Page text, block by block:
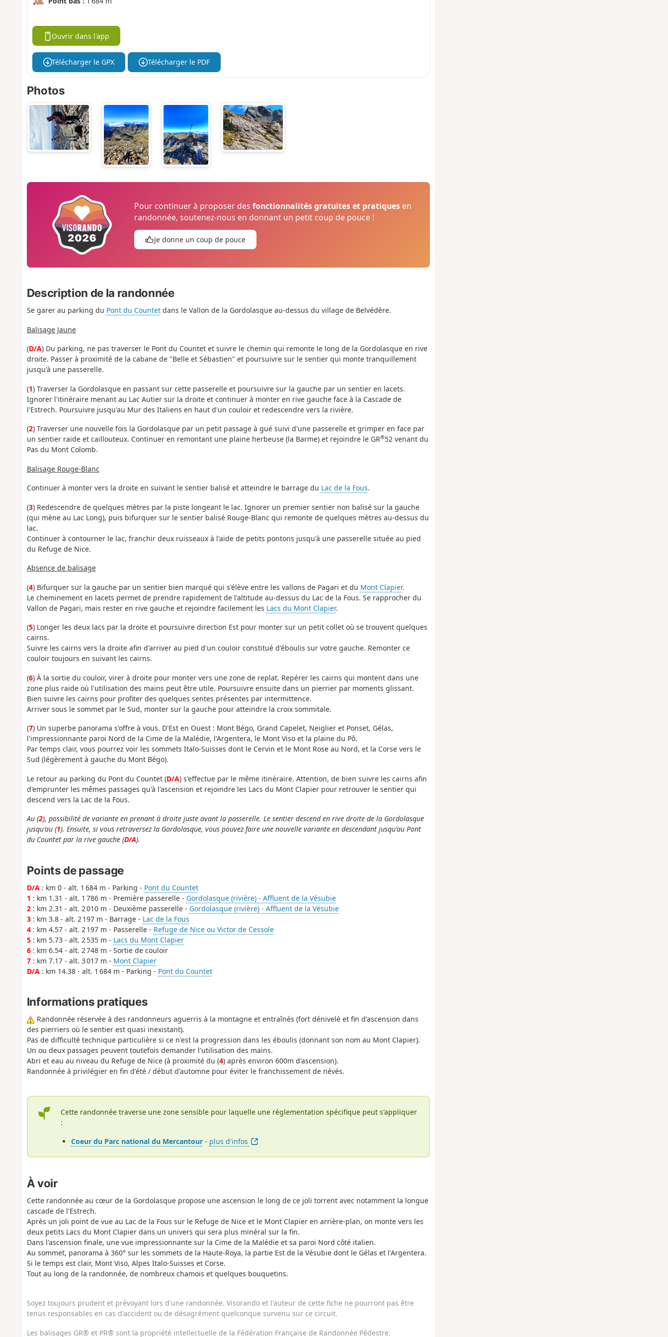
Ouvrir dans l'app
Télécharger le GPX Télécharger le PDF
Photos
Pour continuer à proposer desfonctionnalités gratuites et pratiques en
randonnée, soutenez-nous en donnant un petit coup de pouce !
Je donne un coup de pouce
Description de la randonnée
Se garer au parking du Pont du Countetdans le Vallon de la Gordolasque au-dessus du village de Belvédère.
Balisage Jaune
(D/A) Du parking, ne pas traverser le Pont du Countet et suivre le chemin qui remonte le long de la Gordolasque en rive
droite. Passer à proximité de la cabane de "Belle et Sébastien" et poursuivre sur le sentier qui monte tranquillement
jusqu'à une passerelle.
(1) Traverser la Gordolasque en passant sur cette passerelle et poursuivre sur la gauche par un sentier en lacets.
Ignorer l'itinéraire menant au Lac Autier sur la droite et continuer à monter en rive gauche face à la Cascade de
l'Estrech. Poursuivre jusqu'au Mur des Italiens en haut d'un couloir et redescendre vers la rivière.
(2) Traverser une nouvelle fois la Gordolasque par un petit passage à gué suivi d'une passerelle et grimper en face par
un sentier raide et caillouteux. Continuer en remontant une plaine herbeuse (la Barme) et rejoindre le GR®52 venant du
Pas du Mont Colomb.
Balisage Rouge-Blanc
Continuer à monter vers la droite en suivant le sentier balisé et atteindre le barrage du Lac de la Fous.
(3) Redescendre de quelques mètres par la piste longeant le lac. Ignorer un premier sentier non balisé sur la gauche
(qui mène au Lac Long), puis bifurquer sur le sentier balisé Rouge-Blanc qui remonte de quelques mètres au-dessus du
lac.
Continuer à contourner le lac, franchir deux ruisseaux à l'aide de petits pontons jusqu'à une passerelle située au pied
du Refuge de Nice.
Absence de balisage
(4) Bifurquer sur la gauche par un sentier bien marqué qui s'élève entre les vallons de Pagari et du Mont Clapier.
Le cheminement en lacets permet de prendre rapidement de l'altitude au-dessus du Lac de la Fous. Se rapprocher du
Vallon de Pagari, mais rester en rive gauche et rejoindre facilement les Lacs du Mont Clapier.
(5) Longer les deux lacs par la droite et poursuivre direction Est pour monter sur un petit collet où se trouvent quelques
cairns.
Suivre les cairns vers la droite afin d'arriver au pied d'un couloir constitué d'éboulis sur votre gauche. Remonter ce
couloir toujours en suivant les cairns.
(6) À la sortie du couloir, virer à droite pour monter vers une zone de replat. Repérer les cairns qui montent dans une
zone plus raide où l'utilisation des mains peut être utile. Poursuivre ensuite dans un pierrier par moments glissant.
Bien suivre les cairns pour profiter des quelques sentes présentes par intermittence.
Arriver sous le sommet par le Sud, monter sur la gauche pour atteindre la croix sommitale.
(7) Un superbe panorama s'offre à vous. D'Est en Ouest : Mont Bégo, Grand Capelet, Neiglier et Ponset, Gélas,
l'impressionnante paroi Nord de la Cime de la Malédie, l'Argentera, le Mont Viso et la plaine du Pô.
Par temps clair, vous pourrez voir les sommets Italo-Suisses dont le Cervin et le Mont Rose au Nord, et la Corse vers le
Sud (légèrement à gauche du Mont Bégo).
Le retour au parking du Pont du Countet (D/A) s'effectue par le même itinéraire. Attention, de bien suivre les cairns afin
d'emprunter les mêmes passages qu'à l'ascension et rejoindre les Lacs du Mont Clapier pour retrouver le sentier qui
descend vers la Lac de la Fous.
Au (2), possibilité de variante en prenant à droite juste avant la passerelle. Le sentier descend en rive droite de la Gordolasque
jusqu'au (1). Ensuite, si vous retraversez la Gordolasque, vous pouvez faire une nouvelle variante en descendant jusqu'au Pont
du Countet par la rive gauche (D/A).
Points de passage
D/A: km 0 - alt. 1 684 m - Parking - Pont du Countet
1 : km 1.31 - alt. 1 786 m - Première passerelle - Gordolasque (rivière) - Affluent de la Vésubie
2: km 2.31 - alt. 2 010 m - Deuxième passerelle - Gordolasque (rivière) - Affluent de la Vésubie
3: km 3.8 - alt. 2 197 m - Barrage - Lac de la Fous
4: km 4.57 - alt. 2 197 m - Passerelle - Refuge de Nice ou Victor de Cessole
5: km 5.73 - alt. 2 535 m - Lacs du Mont Clapier
6: km 6.54 - alt. 2 748 m - Sortie de couloir
7: km 7.17 - alt. 3 017 m - Mont Clapier
D/A: km 14.38 - alt. 1 684 m - Parking - Pont du Countet
Informations pratiques
Randonnée réservée à des randonneurs aguerris à la montagne et entraînés (fort dénivelé et fin d'ascension dans
des pierriers où le sentier est quasi inexistant).
Pas de difficulté technique particulière si ce n'est la progression dans les éboulis (donnant son nom au Mont Clapier).
Un ou deux passages peuvent toutefois demander l'utilisation des mains.
Abri et eau au niveau du Refuge de Nice (à proximité du (4) après environ 600m d'ascension).
Randonnée à privilégier en fin d'été / début d'automne pour éviter le franchissement de névés.
Cette randonnée traverse une zone sensible pour laquelle une réglementation spécifique peut s'appliquer
:
Coeur du Parc national du Mercantour- plus d'infos
À voir
Cette randonnée au cœur de la Gordolasque propose une ascension le long de ce joli torrent avec notamment la longue
cascade de l'Estrech.
Après un joli point de vue au Lac de la Fous sur le Refuge de Nice et le Mont Clapier en arrière-plan, on monte vers les
deux petits Lacs du Mont Clapier dans un univers qui sera plus minéral sur la fin.
Dans l'ascension finale, une vue impressionnante sur la Cime de la Malédie et sa paroi Nord côté italien.
Au sommet, panorama à 360° sur les sommets de la Haute-Roya, la partie Est de la Vésubie dont le Gélas et l'Argentera.
Si le temps est clair, Mont Viso, Alpes Italo-Suisses et Corse.
Tout au long de la randonnée, de nombreux chamois et quelques bouquetins.
Soyez toujours prudent et prévoyant lors d'une randonnée. Visorando et l'auteur de cette fiche ne pourront pas être
tenus responsables en cas d'accident ou de désagrément quelconque survenu sur ce circuit.
Les balisages GR® et PR® sont la propriété intellectuelle de la Fédération Française de Randonnée Pédestre.